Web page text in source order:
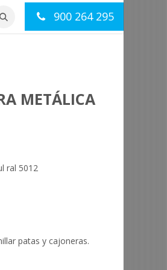
900 264 295
METÁLICA
ral 5012
patas y cajoneras.